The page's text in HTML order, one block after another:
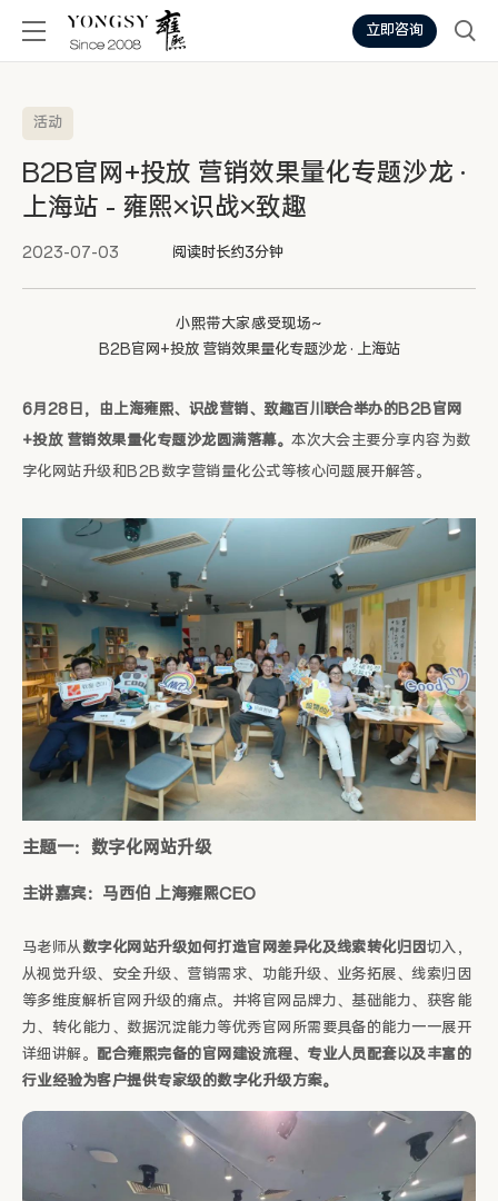
立即咨询
活动
B2B官网+投放 营销效果量化专题沙龙 ·
上海站 - 雍熙×识战×致趣
2023-07-03 阅读时长约3分钟
小熙带大家感受现场~
B2B官网+投放 营销效果量化专题沙龙 · 上海站
6月28日，由上海雍熙、识战营销、致趣百川联合举办的B2B官网
+投放 营销效果量化专题沙龙圆满落幕。本次大会主要分享内容为数
字化网站升级和B2B数字营销量化公式等核心问题展开解答。
主题一：数字化网站升级
主讲嘉宾：马西伯 上海雍熙CEO
马老师从数字化网站升级如何打造官网差异化及线索转化归因切入，
从视觉升级、安全升级、营销需求、功能升级、业务拓展、线索归因
等多维度解析官网升级的痛点。并将官网品牌力、基础能力、获客能
力、转化能力、数据沉淀能力等优秀官网所需要具备的能力一一展开
详细讲解。配合雍熙完备的官网建设流程、专业人员配套以及丰富的
行业经验为客户提供专家级的数字化升级方案。